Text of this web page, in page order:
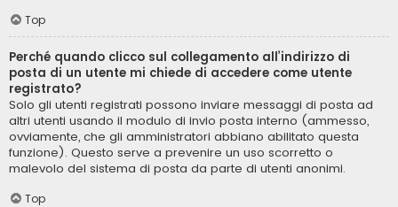
Top
Perché quando clicco sul collegamento all’indirizzo di
posta di un utente mi chiede di accedere come utente
registrato?
Solo gli utenti registrati possono inviare messaggi di posta ad
altri utenti usando il modulo di invio posta interno (ammesso,
ovviamente, che gli amministratori abbiano abilitato questa
funzione). Questo serve a prevenire un uso scorretto o
malevolo del sistema di posta da parte di utenti anonimi.
Top